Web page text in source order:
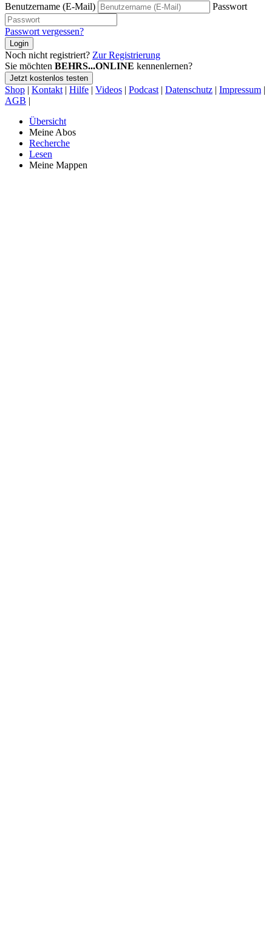
Benutzername (E-Mail) Passwort
Passwort vergessen?
Login
Noch nicht registriert? Zur Registrierung
Sie möchten BEHRS...ONLINE kennenlernen?
Jetzt kostenlos testen
Shop | Kontakt | Hilfe | Videos | Podcast | Datenschutz | Impressum |
AGB |
Übersicht
Meine Abos
Recherche
Lesen
Meine Mappen